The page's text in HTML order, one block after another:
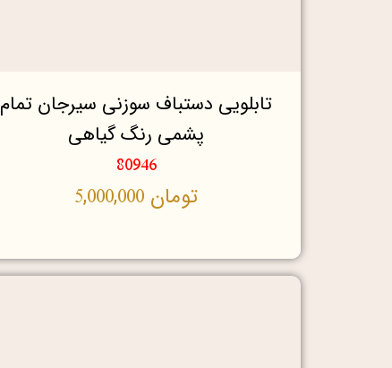
تابلویی دستباف سوزنی سیرجان تمام
پشمی رنگ گیاهی
80946
تومان